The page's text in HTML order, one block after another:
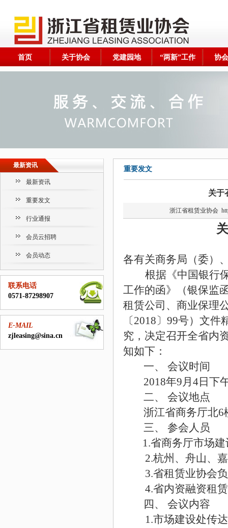
首页 关于协会 党建园地 “两新”工作 协
最新资讯
最新资讯
重要发文
行业通报
会员云招聘
会员动态
联系电话
0571-87298907
E-MAIL
zjleasing@sina.cn
重要发文
关于
浙江省租赁业协会
各有关商务局（委）
根据《中国银行
工作的函》（银保监
租赁公司、商业保理
〔2018〕99号）文
究，决定召开全省内
知如下：
一、 会议时间
2018年9月4日下
二、 会议地点
浙江省商务厅北6
三、 参会人员
1.省商务厅市场
2.杭州、舟山、
3.省租赁业协会
4.省内资融资租
四、 会议内容
1.市场建设处传